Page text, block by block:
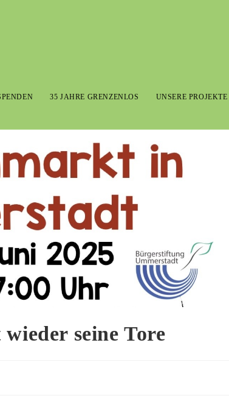
35 JAHRE GRENZENLOS UNSERE PROJEKTE
seine Tore